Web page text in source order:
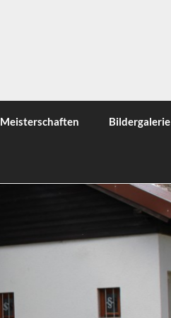
Meisterschaften Bildergalerie